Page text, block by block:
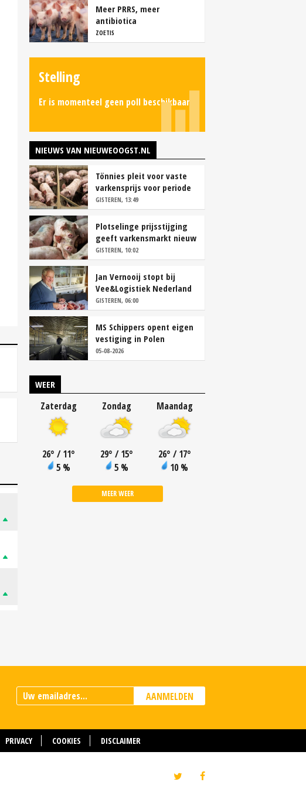
Meer PRRS, meer
antibiotica
ZOETIS
Stelling
Er is momenteel geen poll beschikbaar.
NIEUWS VAN NIEUWEOOGST.NL
Tönnies pleit voor vaste
varkensprijs voor periode
van zes maanden
GISTEREN, 13:49
Plotselinge prijsstijging
geeft varkensmarkt nieuw
perspectief
GISTEREN, 10:02
Jan Vernooij stopt bij
Vee&Logistiek Nederland
GISTEREN, 06:00
MS Schippers opent eigen
vestiging in Polen
05-08-2026
WEER
Zaterdag
26° / 11°
5 %
Zondag
29° / 15°
5 %
Maandag
26° / 17°
10 %
MEER WEER
AANMELDEN
PRIVACY COOKIES DISCLAIMER